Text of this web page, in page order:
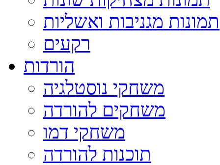
תמונות מגניבות ואשליות
רקעים
הורדות
משחקי נוסטלגיה
משחקים להורדה
משחקי דמו
תוכנות להורדה